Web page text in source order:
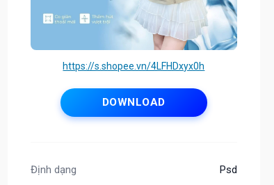
https://s.shopee.vn/4LFHDxyx0h
DOWNLOAD
Định dạng
Psd